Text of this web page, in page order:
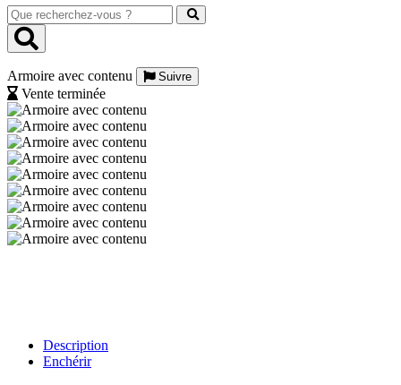
Que
recherchez-
vous
Armoire avec contenu
Suivre
Vente terminée
Description
Enchérir